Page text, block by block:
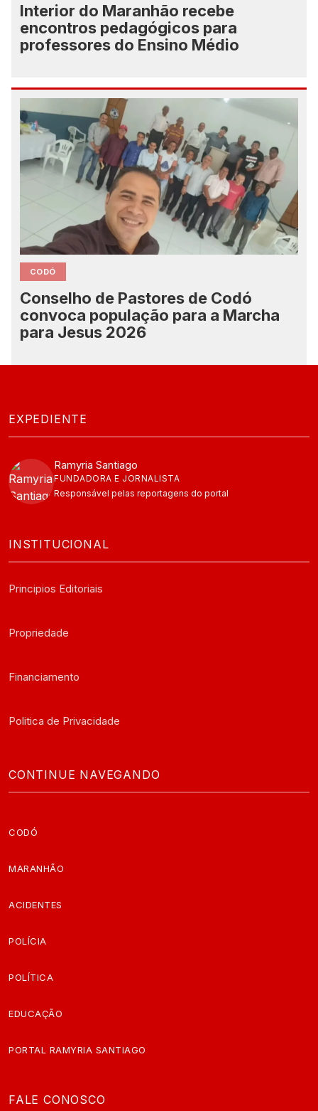
Interior do Maranhão recebe
encontros pedagógicos para
professores do Ensino Médio
CODÓ
Conselho de Pastores de Codó
convoca população para a Marcha
para Jesus 2026
EXPEDIENTE
Ramyria Santiago
FUNDADORA E JORNALISTA
Responsável pelas reportagens do portal
INSTITUCIONAL
Principios Editoriais
Propriedade
Financiamento
Politica de Privacidade
CONTINUE NAVEGANDO
CODÓ
MARANHÃO
ACIDENTES
POLÍCIA
POLÍTICA
EDUCAÇÃO
PORTAL RAMYRIA SANTIAGO
FALE CONOSCO